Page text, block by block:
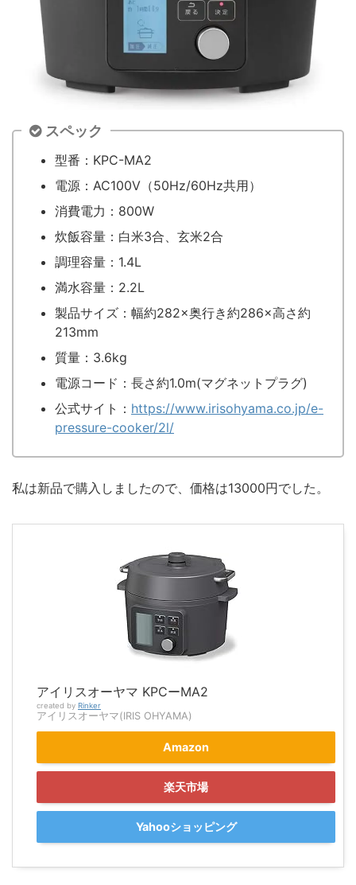
スペック
型番：KPC-MA2
電源：AC100V（50Hz/60Hz共用）
消費電力：800W
炊飯容量：白米3合、玄米2合
調理容量：1.4L
満水容量：2.2L
製品サイズ：幅約282×奥行き約286×高さ約
213mm
質量：3.6kg
電源コード：長さ約1.0m(マグネットプラグ)
公式サイト： https://www.irisohyama.co.jp/e-
pressure-cooker/2l/
私は新品で購入しましたので、価格は13000円でした。
アイリスオーヤマ KPCーMA2
created by Rinker
アイリスオーヤマ(IRIS OHYAMA)
Amazon
楽天市場
Yahooショッピング